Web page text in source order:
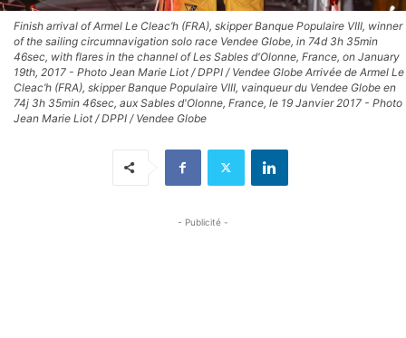
Finish arrival of Armel Le Cleac’h (FRA), skipper Banque Populaire VIII, winner
of the sailing circumnavigation solo race Vendee Globe, in 74d 3h 35min
46sec, with flares in the channel of Les Sables d'Olonne, France, on January
19th, 2017 - Photo Jean Marie Liot / DPPI / Vendee Globe Arrivée de Armel Le
Cleac’h (FRA), skipper Banque Populaire VIII, vainqueur du Vendee Globe en
74j 3h 35min 46sec, aux Sables d'Olonne, France, le 19 Janvier 2017 - Photo
Jean Marie Liot / DPPI / Vendee Globe
- Publicité -